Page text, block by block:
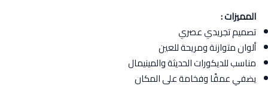
المميزات :
تصميم تجريدي عصري
ألوان متوازنة ومريحة للعين
مناسب للديكورات الحديثة والمينيمال
يضفي عمقًا وفخامة على المكان